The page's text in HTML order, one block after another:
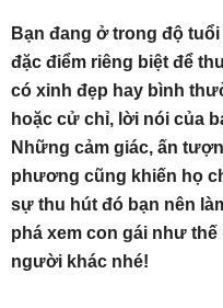
Bạn đang ở trong độ
đặc điểm riêng biệt để
có xinh đẹp hay bình
hoặc cử chỉ, lời nói của
Những cảm giác, ấn
phương cũng khiến họ
sự thu hút đó bạn nên
phá xem con gái như
người khác nhé!